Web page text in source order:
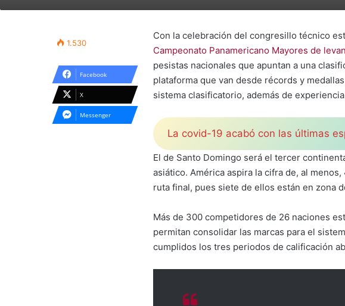
Con la celebración del congresillo técnico
Campeonato Panamericano Mayores de
pesistas nacionales que apuntan a una
plataforma que van desde récords y
sistema clasificatorio, además de
La covid-19 acabó con las últimas
El de Santo Domingo será el tercer
asiático. América aspira la cifra de, al
ruta final, pues siete de ellos están en zona
Más de 300 competidores de 26 naciones
permitan consolidar las marcas para el
cumplidos los tres periodos de calificación
1.530
Facebook
X
Messenger